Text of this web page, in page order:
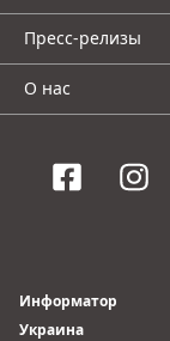
Пресс-релизы
О нас
Информатор
Украина